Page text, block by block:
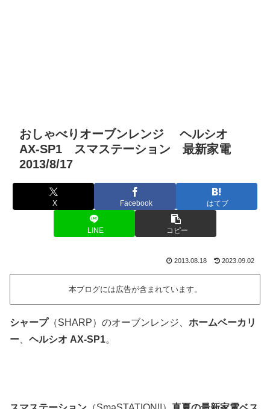
おしゃべりオーブンレンジ ヘルシオ
AX-SP1 スマステーション 最新家電
2013/8/17
X Facebook はてブ
LINE コピー
2013.08.18 2023.09.02
本ブログには広告が含まれています。
シャープ（SHARP）のオーブンレンジ、 ホームベーカリ
ー
ヘルシオ AX-SP1。